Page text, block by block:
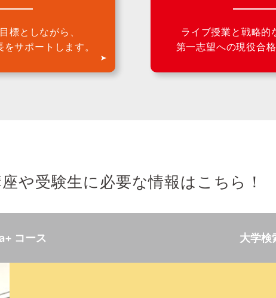
標としながら、
サポートします。
ライブ授業と戦略的
第一志望への現役合格
や受験生に必要な情報はこちら！
コース 大学検